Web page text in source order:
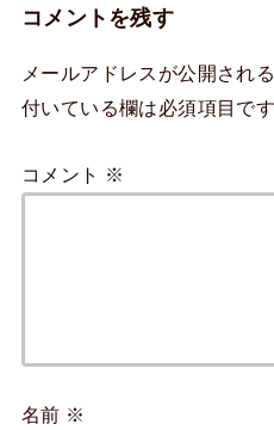
コメントを残す
メールアドレスが公開され
付いている欄は必須項目です
コメント ※
名前 ※